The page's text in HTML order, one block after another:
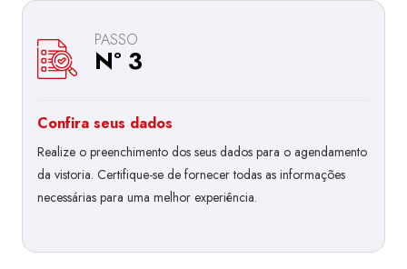
PASSO
Nº 3
Confira seus dados
Realize o preenchimento dos seus dados para o agendamento
da vistoria. Certifique-se de fornecer todas as informações
necessárias para uma melhor experiência.